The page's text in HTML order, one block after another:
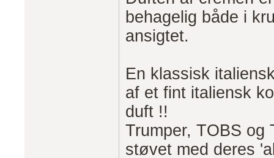
behagelig både i
ansigtet.
En klassisk
af et fint italiensk
duft !!
Trumper, TOBS
støvet med deres